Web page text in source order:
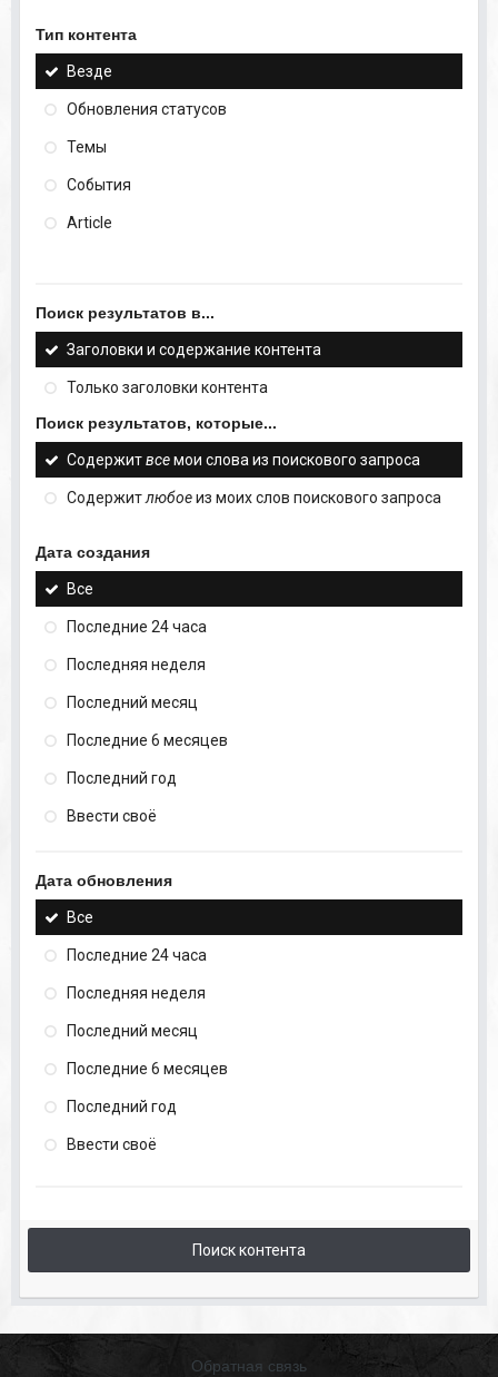
Тип контента
Везде
Обновления статусов
Темы
События
Article
Поиск результатов в...
Заголовки и содержание контента
Только заголовки контента
Поиск результатов, которые...
Содержитвсемои слова из поискового запроса
Содержитлюбоеиз моих слов поискового запроса
Дата создания
Все
Последние 24 часа
Последняя неделя
Последний месяц
Последние 6 месяцев
Последний год
Ввести своё
Дата обновления
Все
Последние 24 часа
Последняя неделя
Последний месяц
Последние 6 месяцев
Последний год
Ввести своё
Поиск контента
Обратная связь